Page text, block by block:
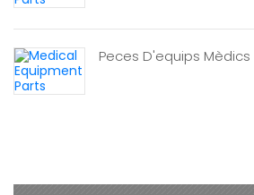
Peces D'equips Mèdics